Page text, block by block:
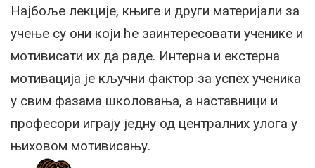
Најбоље лекције, књиге и други материјали за
учење су они који ће заинтересовати ученике и
мотивисати их да раде. Интерна и екстерна
мотивација је кључни фактор за успех ученика
у свим фазама школовања, а наставници и
професори играју једну од централних улога у
њиховом мотивисању.